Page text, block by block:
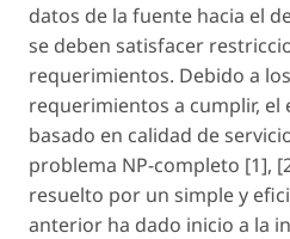
datos de la fuente hacia el
se deben satisfacer
requerimientos. Debido a
requerimientos a cumplir, el
basado en calidad de
problema NP-completo [1],
resuelto por un simple y
anterior ha dado inicio a la